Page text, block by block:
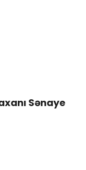
Sənaye